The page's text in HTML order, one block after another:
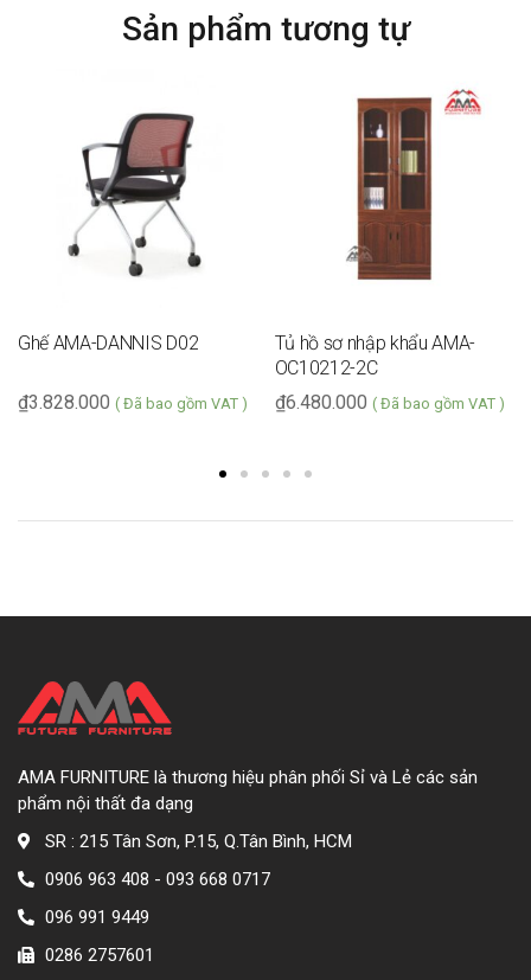
Sản phẩm tương tự
Ghế AMA-DANNIS D02
3.828.000
₫ ( Đã bao gồm VAT )
Tủ hồ sơ nhập khẩu AMA-
OC10212-2C
6.480.000
₫ ( Đã bao gồm VAT )
AMA FURNITURE là thương hiệu phân phối Sỉ và Lẻ các sản
phẩm nội thất đa dạng
SR : 215 Tân Sơn, P.15, Q.Tân Bình, HCM
0906 963 408 - 093 668 0717
096 991 9449
0286 2757601